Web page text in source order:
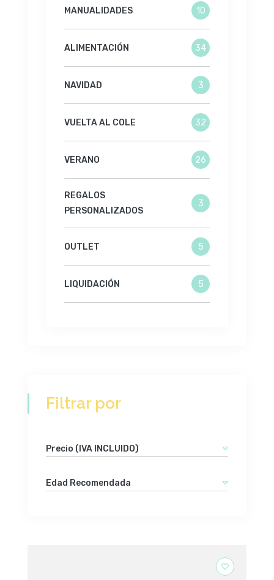
Filtrar por
Precio (IVA INCLUIDO)
Edad Recomendada
favorite_border
MANUALIDADES 10
ALIMENTACIÓN 34
NAVIDAD 3
VUELTA AL COLE 32
VERANO 26
REGALOS
PERSONALIZADOS
3
OUTLET 5
LIQUIDACIÓN 5